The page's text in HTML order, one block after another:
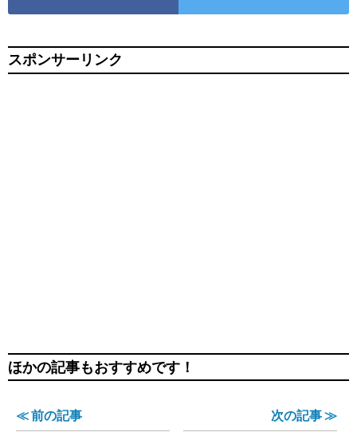
スポンサーリンク
ほかの記事もおすすめです！
≪ 前の記事 次の記事 ≫